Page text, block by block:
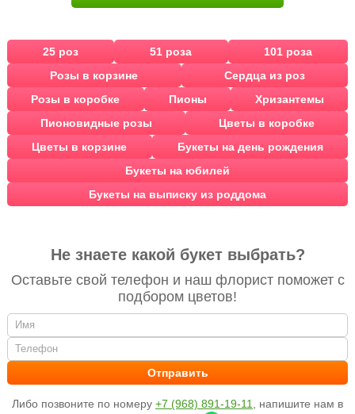
25 роз 51 роза
101 роза
Розы в корзине
Сердца из роз
Розы в коробке
Пионы
Хризантемы
Пионовидные розы
Цветы в коробке
Цветы в корзине
Букеты на день рождения
Букеты на юбилей
Букеты на выписку из роддома
Не знаете какой букет выбрать?
Оставьте свой телефон и наш флорист поможет с
подбором цветов!
Либо позвоните по номеру +7 (968) 891-19-11
, напишите нам в